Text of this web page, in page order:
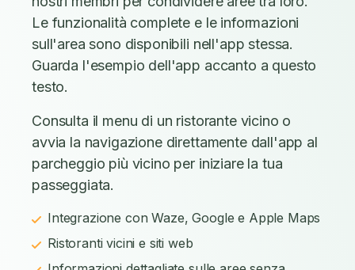
Le funzionalità complete e le informazioni
sull'area sono disponibili nell'app stessa.
Guarda l'esempio dell'app accanto a questo
testo.
Consulta il menu di un ristorante vicino o
avvia la navigazione direttamente dall'app al
parcheggio più vicino per iniziare la tua
passeggiata.
Integrazione con Waze, Google e Apple Maps
Ristoranti vicini e siti web